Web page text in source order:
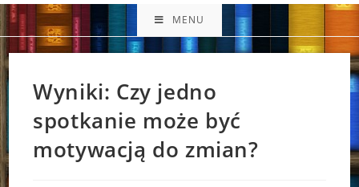
MENU
Wyniki: Czy jedno
spotkanie może być
motywacją do zmian?